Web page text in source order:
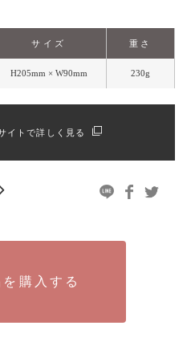
サイズ 重さ
H205mm × W90mm 230g
イトで詳しく見る
購入する